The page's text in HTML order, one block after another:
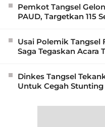
Pemkot Tangsel
PAUD, Targetkan 115
Usai Polemik Tangsel
Saga Tegaskan
Dinkes Tangsel
Untuk Cegah Stunting